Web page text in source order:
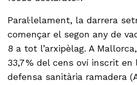
Paral·lelament, la darrera
començar el segon any de
8 a tot l’arxipèlag. A
33,7 % del cens oví inscrit
defensa sanitària ramadera